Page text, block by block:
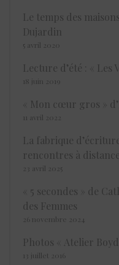
Le temps des
Dujardin
5 avril 2020
Lecture d’été : « Les
18 juin 2019
« Mon cœur gros »
11 avril 2022
La fabrique
rencontres à distance
23 avril 2025
« 5 secondes » de
des Femmes
26 novembre 2024
Photos « Atelier Boyd
13 juillet 2016